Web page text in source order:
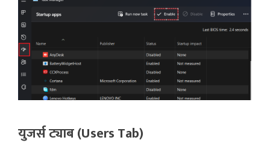
युजर्स ट्याब (Users Tab)